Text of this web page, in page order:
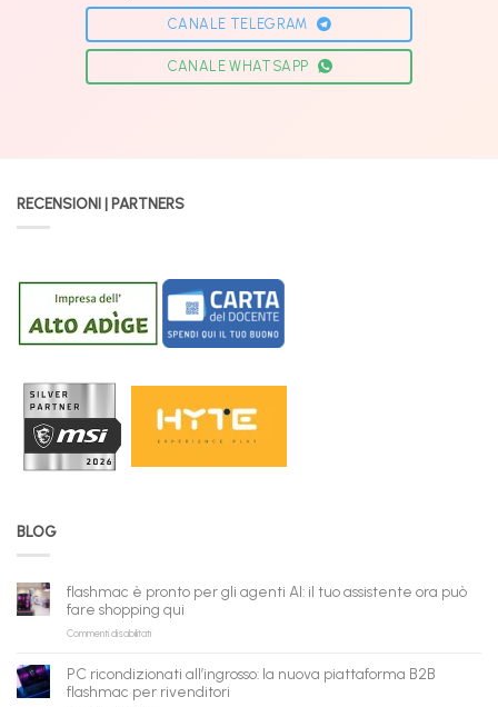
CANALE TELEGRAM
CANALE WHATSAPP
RECENSIONI | PARTNERS
BLOG
flashmac è pronto per gli agenti AI: il tuo assistente ora può
fare shopping qui
Commenti disabilitatisu
pronto
per
PC ricondizionati all’ingrosso: la nuova piattaforma B2B
flashmac per rivenditori